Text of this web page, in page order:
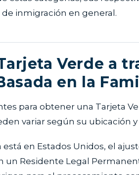
inmigración en general.
Verde a
en la
para obtener una Tarjeta
variar según su ubicación
está en Estados Unidos, el
un Residente Legal